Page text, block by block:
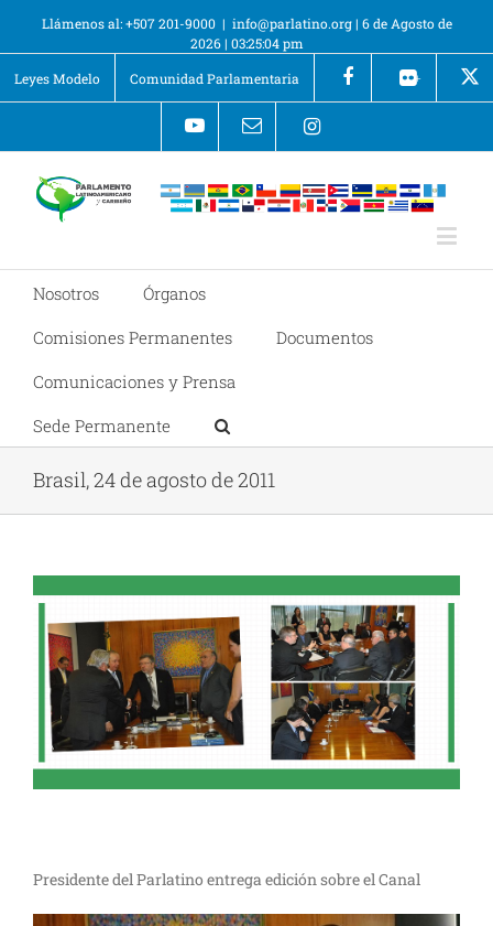
Llámenos al: +507 201-9000 | info@parlatino.org| 6 de Agosto de
2026 | 03:25:06 pm
Leyes Modelo
Comunidad Parlamentaria +
Nosotros
Órganos
Comisiones Permanentes
Documentos
Comunicaciones y Prensa
Sede Permanente
Brasil, 24 de agosto de 2011
Presidente del Parlatino entrega edición sobre el Canal